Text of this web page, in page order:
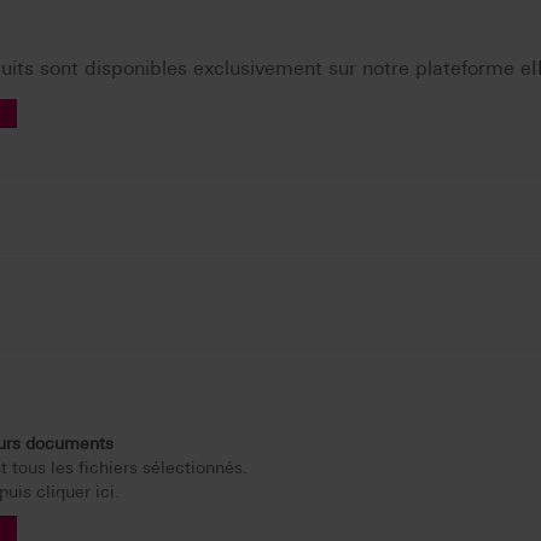
sont disponibles exclusivement sur notre plateforme
documents
tous les fichiers sélectionnés.
cliquer ici.